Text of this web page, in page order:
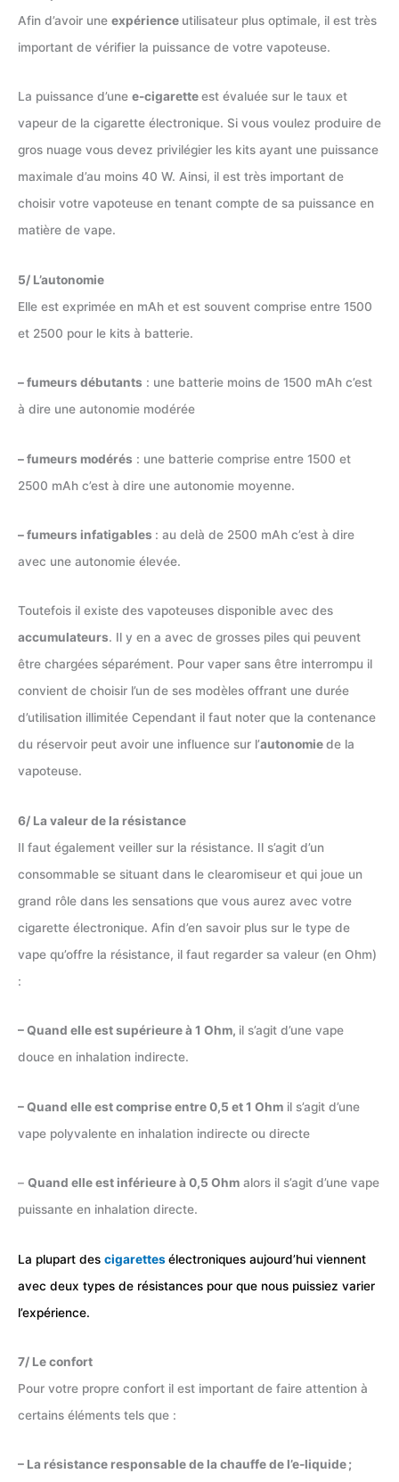
Afin d’avoir une expérience utilisateur plus optimale, il est très
important de vérifier la puissance de votre vapoteuse.
La puissance d’une e-cigaretteest évaluée sur le taux et
vapeur de la cigarette électronique. Si vous voulez produire de
gros nuage vous devez privilégier les kits ayant une puissance
maximale d’au moins 40 W. Ainsi, il est très important de
choisir votre vapoteuse en tenant compte de sa puissance en
matière de vape.
5/ L’autonomie
Elle est exprimée en mAh et est souvent comprise entre 1500
et 2500 pour le kits à batterie.
– fumeurs débutants : une batterie moins de 1500 mAh c’est
à dire une autonomie modérée
– fumeurs modérés : une batterie comprise entre 1500 et
2500 mAh c’est à dire une autonomie moyenne.
– fumeurs infatigables : au delà de 2500 mAh c’est à dire
avec une autonomie élevée.
Toutefois il existe des vapoteuses disponible avec des
accumulateurs. Il y en a avec de grosses piles qui peuvent
être chargées séparément. Pour vaper sans être interrompu il
convient de choisir l’un de ses modèles offrant une durée
d’utilisation illimitée Cependant il faut noter que la contenance
du réservoir peut avoir une influence sur l’autonomiede la
vapoteuse.
6/ La valeur de la résistance
Il faut également veiller sur la résistance. Il s’agit d’un
consommable se situant dans le clearomiseur et qui joue un
grand rôle dans les sensations que vous aurez avec votre
cigarette électronique. Afin d’en savoir plus sur le type de
vape qu’offre la résistance, il faut regarder sa valeur (en Ohm)
:
– Quand elle est supérieure à 1 Ohm, il s’agit d’une vape
douce en inhalation indirecte.
– Quand elle est comprise entre 0,5 et 1 Ohm il s’agit d’une
vape polyvalente en inhalation indirecte ou directe
– Quand elle est inférieure à 0,5 Ohm alors il s’agit d’une vape
puissante en inhalation directe.
La plupart des cigarettesélectroniques aujourd’hui viennent
avec deux types de résistances pour que nous puissiez varier
l’expérience.
7/ Le confort
Pour votre propre confort il est important de faire attention à
certains éléments tels que :
– La résistance responsable de la chauffe de l’e-liquide ;